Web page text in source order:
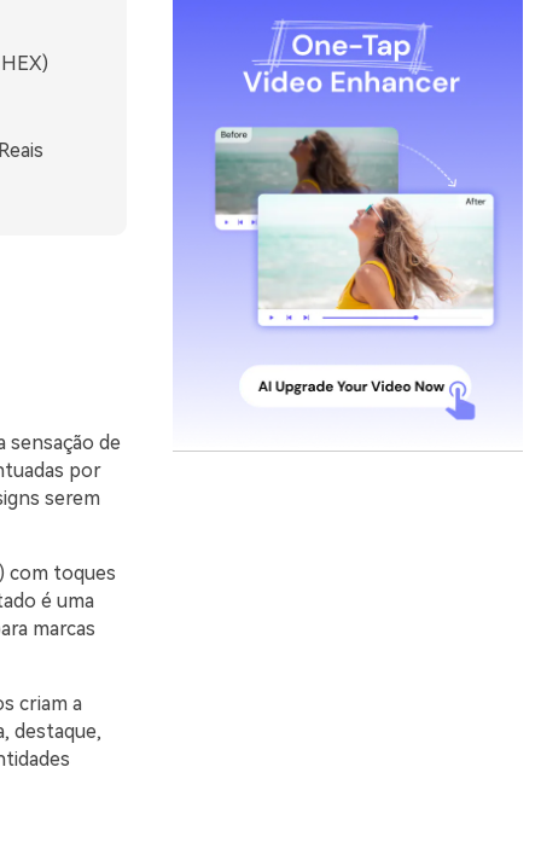
sensação de
por
serem
com toques
é uma
marcas
criam a
destaque,